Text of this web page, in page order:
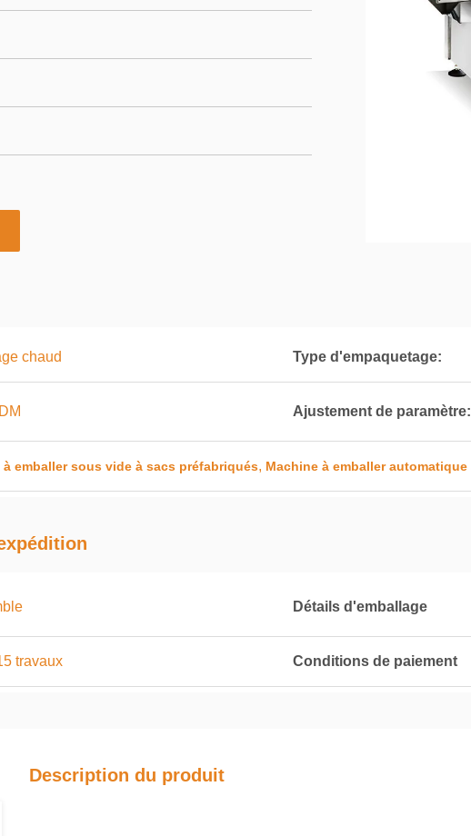
chaud Type d'empaquetage:
Ajustement de paramètre:
à emballer sous vide à sacs préfabriqués, Machine à emballer
Détails d'emballage
travaux Conditions de paiement
Description du produit